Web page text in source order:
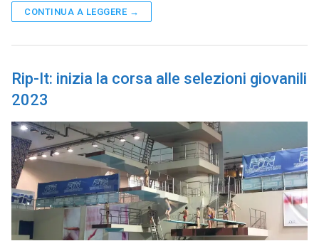
CONTINUA A LEGGERE →
Rip-It: inizia la corsa alle selezioni giovanili
2023